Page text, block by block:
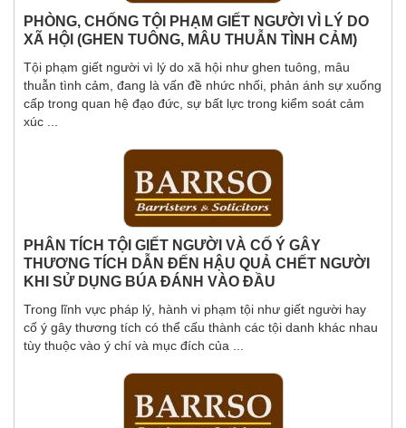
PHÒNG, CHỐNG TỘI PHẠM GIẾT NGƯỜI VÌ LÝ DO
XÃ HỘI (GHEN TUÔNG, MÂU THUẪN TÌNH CẢM)
Tội phạm giết người vì lý do xã hội như ghen tuông, mâu
thuẫn tình cảm, đang là vấn đề nhức nhối, phản ánh sự xuống
cấp trong quan hệ đạo đức, sự bất lực trong kiểm soát cảm
xúc ...
PHÂN TÍCH TỘI GIẾT NGƯỜI VÀ CỐ Ý GÂY
THƯƠNG TÍCH DẪN ĐẾN HẬU QUẢ CHẾT NGƯỜI
KHI SỬ DỤNG BÚA ĐÁNH VÀO ĐẦU
Trong lĩnh vực pháp lý, hành vi phạm tội như giết người hay
cố ý gây thương tích có thể cấu thành các tội danh khác nhau
tùy thuộc vào ý chí và mục đích của ...